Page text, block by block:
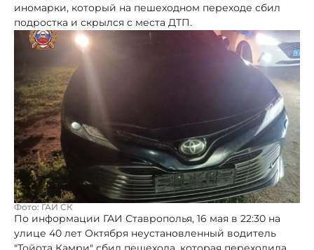
иномарки, который на пешеходном переходе сбил
подростка и скрылся с места ДТП.
Фото: ГАИ СК
По информации ГАИ Ставрополья, 16 мая в 22:30 на
улице 40 лет Октября неустановленный водитель